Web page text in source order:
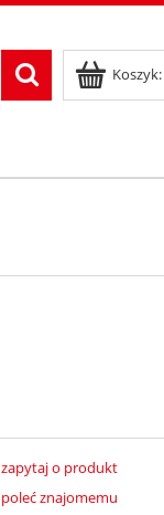
Koszyk:
zapytaj o produkt
poleć znajomemu